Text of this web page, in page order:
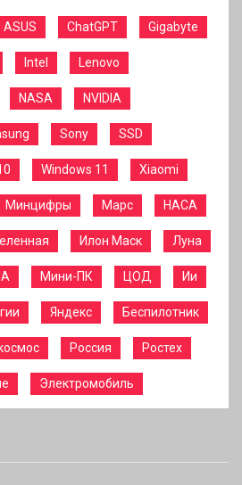
ASUS ChatGPT Gigabyte
Intel Lenovo
NASA NVIDIA
Sony SSD
Windows 11 Xiaomi
Минцифры Марс НАСА
Илон Маск Луна
Мини-ПК ЦОД Ии
Яндекс Беспилотник
Россия Ростех
Электромобиль